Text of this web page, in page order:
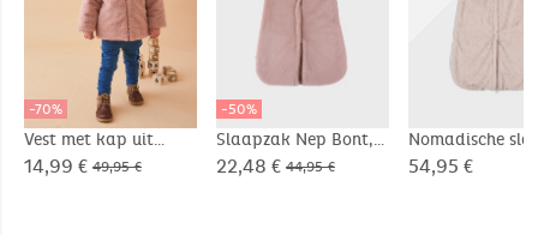
-70%
Vest met kap uit
Groloudoux®
14,99 € 49,95 €
-50%
Slaapzak Nep Bont,
70cm
22,48 € 44,95 €
Nomadische
6-24m
54,95 €